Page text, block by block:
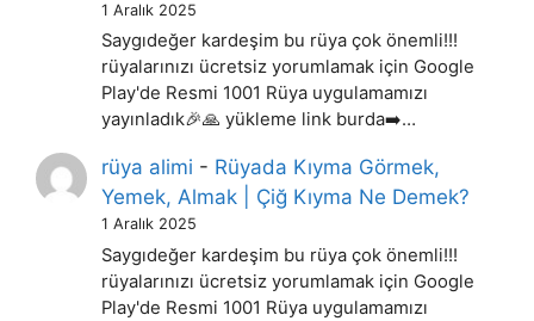
1 Aralık 2025
Saygıdeğer kardeşim bu rüya çok önemli!!!
rüyalarınızı ücretsiz yorumlamak için Google
Play'de Resmi 1001 Rüya uygulamamızı
yayınladık🎉🙏 yükleme link burda➡️…
rüya alimi - Rüyada Kıyma Görmek,
Yemek, Almak | Çiğ Kıyma Ne Demek?
1 Aralık 2025
Saygıdeğer kardeşim bu rüya çok önemli!!!
rüyalarınızı ücretsiz yorumlamak için Google
Play'de Resmi 1001 Rüya uygulamamızı